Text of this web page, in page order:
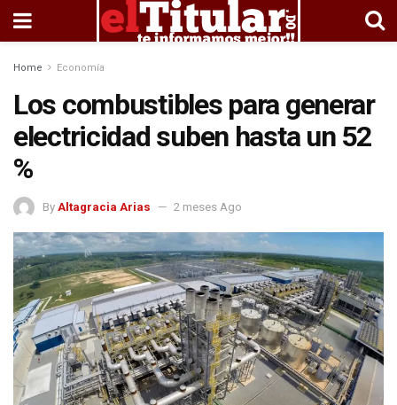
Home Economía
Los combustibles para generar
electricidad suben hasta un 52
%
By Altagracia Arias 2 meses Ago